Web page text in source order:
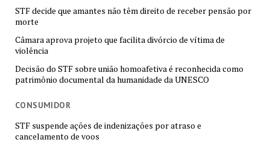
STF decide que amantes não têm direito de receber pensão por
morte
Câmara aprova projeto que facilita divórcio de vítima de
violência
Decisão do STF sobre união homoafetiva é reconhecida como
patrimônio documental da humanidade da UNESCO
CONSUMIDOR
STF suspende ações de indenizações por atraso e
cancelamento de voos